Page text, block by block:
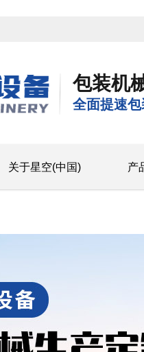
包装机
全面提速
关于星空(中国) 产